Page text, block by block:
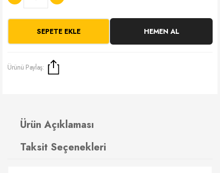
SEPETE EKLE HEMEN AL
Ürünü Paylaş:
Ürün Açıklaması
Taksit Seçenekleri